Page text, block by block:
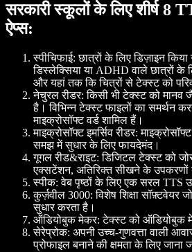
सरकारी स्कूलों के लिए शीर्ष 8
ऐप्स:
स्पीचिफाई: छात्रों के लिए डिज़ाइन
डिस्लेक्सिया या ADHD वाले छात्रों के
और यहां तक कि चित्रों से टेक्स्ट को
नेचुरल रीडर: किसी भी टेक्स्ट को मानव
है। विभिन्न टेक्स्ट फाइलों का समर्थन
माइक्रोसॉफ्ट वर्ड शामिल हैं।
माइक्रोसॉफ्ट इमर्सिव रीडर:
समझ में सुधार के लिए फायदेमंद।
गूगल रीड&राइट: डिजिटल टेक्स्ट को
एक्सटेंशन, अतिरिक्त सीखने के
स्पीक: वेब पृष्ठों के लिए एक सरल TTS
कुर्ज़वील 3000: विशेष शिक्षा
सुधार करता है।
ऑडियोबुक मेकर: टेक्स्ट को ऑडियोबुक में
सेरेप्रोक: अपनी उच्च-गुणवत्ता वाली
प्रोफाइल बनाने की क्षमता के लिए जाना